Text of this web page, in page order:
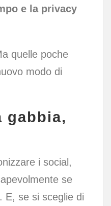
e la privacy
quelle poche
modo di
gabbia,
i social,
se
E, se si sceglie di